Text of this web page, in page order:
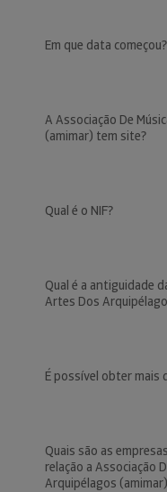
Em que data começou?
A Associação De
(amimar) tem site?
Qual é o NIF?
Qual é a antiguidade
Artes Dos
É possível obter mais
Quais são as
relação a Associação
Arquipélagos